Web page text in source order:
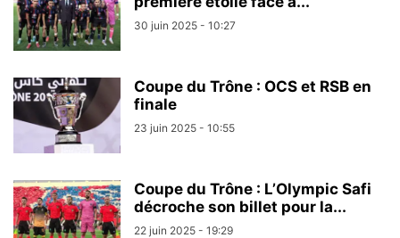
30 juin 2025 - 10:27
Coupe du Trône : OCS et RSB en
finale
23 juin 2025 - 10:55
Coupe du Trône : L’Olympic Safi
décroche son billet pour la...
22 juin 2025 - 19:29